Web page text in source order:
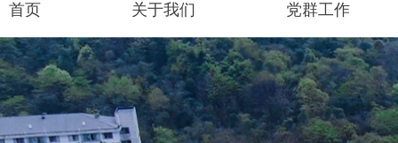
首页 关于我们 党群工作